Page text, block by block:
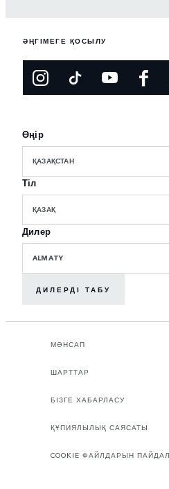
ӘҢГІМЕГЕ ҚОСЫЛУ
Өңір
ҚАЗАҚСТАН
Тіл
ҚАЗАҚ
Дилер
ALMATY
ДИЛЕРДІ ТАБУ
МӘНСАП
ШАРТТАР
БІЗГЕ ХАБАРЛАСУ
ҚҰПИЯЛЫЛЫҚ САЯСАТЫ
COOKIE ФАЙЛДАРЫН